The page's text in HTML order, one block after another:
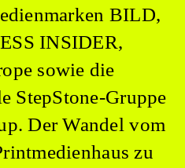
BILD,
INSIDER,
sowie die
StepStone-Gruppe
Der Wandel vom
zu